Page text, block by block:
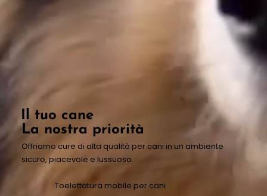
Il tuo cane
La nostra priorità
Offriamo cure di alta qualità per cani in un ambiente
sicuro, piacevole e lussuoso.
Toelettatura mobile per cani